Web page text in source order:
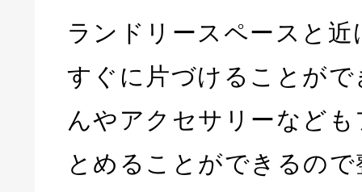
ランドリースペースと
すぐに片づけることが
んやアクセサリーなど
とめることができるの